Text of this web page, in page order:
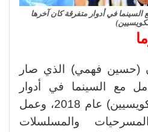
في أدوار متفرقة كان آخرها
(حسين فهمي) الذي صار
مع السينما في أدوار
متفرقة كان آخرها (الكويسيين) عام 2018، وعمل
والمسلسلات